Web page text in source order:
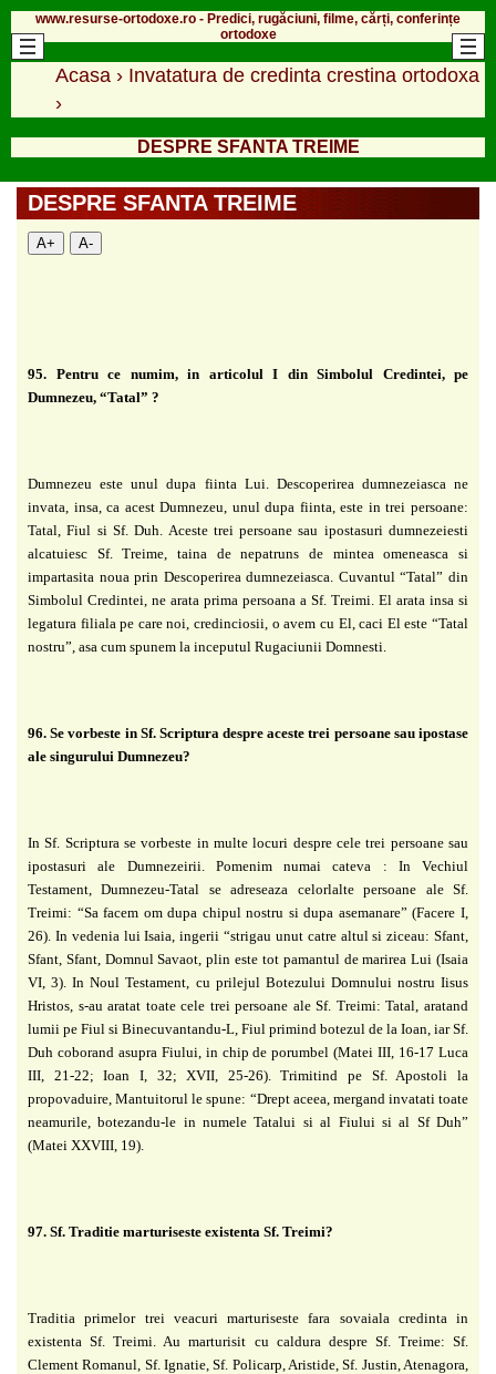
www.resurse-ortodoxe.ro - Predici, rugăciuni, filme, cărți, conferințe
ortodoxe
Acasa › Invatatura de credinta crestina ortodoxa
›
DESPRE SFANTA TREIME
DESPRE SFANTA TREIME
A+ A-
95. Pentru ce numim, in articolul I din Simbolul Credintei, pe
Dumnezeu, “Tatal” ?
Dumnezeu este unul dupa fiinta Lui. Descoperirea dumnezeiasca ne
invata, insa, ca acest Dumnezeu, unul dupa fiinta, este in trei persoane:
Tatal, Fiul si Sf. Duh. Aceste trei persoane sau ipostasuri dumnezeiesti
alcatuiesc Sf. Treime, taina de nepatruns de mintea omeneasca si
impartasita noua prin Descoperirea dumnezeiasca. Cuvantul “Tatal” din
Simbolul Credintei, ne arata prima persoana a Sf. Treimi. El arata insa si
legatura filiala pe care noi, credinciosii, o avem cu El, caci El este “Tatal
nostru”, asa cum spunem la inceputul Rugaciunii Domnesti.
96. Se vorbeste in Sf. Scriptura despre aceste trei persoane sau ipostase
ale singurului Dumnezeu?
In Sf. Scriptura se vorbeste in multe locuri despre cele trei persoane sau
ipostasuri ale Dumnezeirii. Pomenim numai cateva : In Vechiul
Testament, Dumnezeu-Tatal se adreseaza celorlalte persoane ale Sf.
Treimi: “Sa facem om dupa chipul nostru si dupa asemanare” (Facere I,
26). In vedenia lui Isaia, ingerii “strigau unut catre altul si ziceau: Sfant,
Sfant, Sfant, Domnul Savaot, plin este tot pamantul de marirea Lui (Isaia
VI, 3). In Noul Testament, cu prilejul Botezului Domnului nostru Iisus
Hristos, s-au aratat toate cele trei persoane ale Sf. Treimi: Tatal, aratand
lumii pe Fiul si Binecuvantandu-L, Fiul primind botezul de la Ioan, iar Sf.
Duh coborand asupra Fiului, in chip de porumbel (Matei III, 16-17 Luca
III, 21-22; Ioan I, 32; XVII, 25-26). Trimitind pe Sf. Apostoli la
propovaduire, Mantuitorul le spune: “Drept aceea, mergand invatati toate
neamurile, botezandu-le in numele Tatalui si al Fiului si al Sf Duh”
(Matei XXVIII, 19).
97. Sf. Traditie marturiseste existenta Sf. Treimi?
Traditia primelor trei veacuri marturiseste fara sovaiala credinta in
existenta Sf. Treimi. Au marturisit cu caldura despre Sf. Treime: Sf.
Clement Romanul, Sf. Ignatie, Sf. Policarp, Aristide, Sf. Justin, Atenagora,